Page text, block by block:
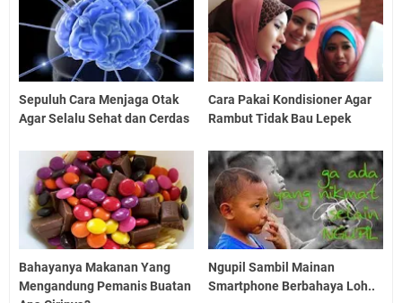
Sepuluh Cara Menjaga Otak
Agar Selalu Sehat dan Cerdas
Cara Pakai Kondisioner Agar
Rambut Tidak Bau Lepek
Bahayanya Makanan Yang
Mengandung Pemanis Buatan
Ngupil Sambil Mainan
Smartphone Berbahaya Loh..